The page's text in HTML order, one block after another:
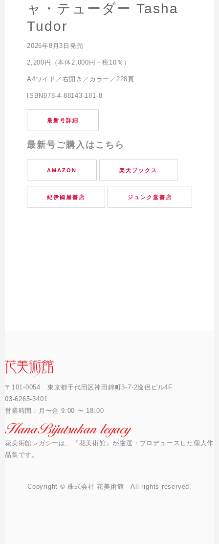
ャ・テューダー Tasha
Tudor
2026年8月3日発売
2,200円（本体2,000円＋税10％）
A4ワイド／右開き／カラー／228頁
ISBN978-4-88143-181-8
最新号詳細
最新号ご購入はこちら
AMAZON 楽天ブックス
紀伊國屋書店 ジュンク堂書店
〒101-0054 東京都千代田区神田錦町3-7-2逸侶ビル4F
03-6265-3401
営業時間：月〜金 9:00 〜 18:00
花美術館レガシーは、『花美術館』が厳選・プロデュースした個人作
品集です。
Copyright © 株式会社 花美術館 All rights reserved.